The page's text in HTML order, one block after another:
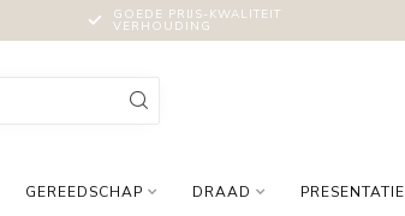
GOEDE PRIJS-KWALITEIT
VERHOUDING
GEREEDSCHAP DRAAD PRESENTATIE